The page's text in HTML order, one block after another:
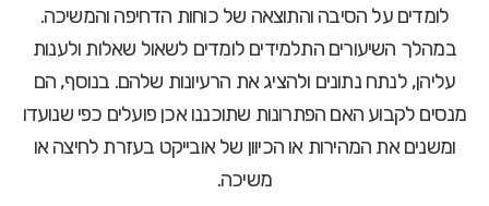
לומדים על הסיבה והתוצאה של כוחות הדחיפה והמשיכה.
במהלך השיעורים התלמידים לומדים לשאול שאלות ולענות
עליהן, לנתח נתונים ולהציג את הרעיונות שלהם. בנוסף, הם
מנסים לקבוע האם הפתרונות שתוכננו אכן פועלים כפי שנועדו
ומשנים את המהירות או הכיוון של אובייקט בעזרת לחיצה או
משיכה.